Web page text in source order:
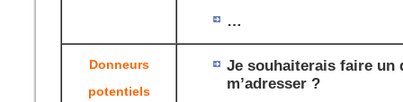
…
Donneurs
potentiels
Je souhaiterais faire un
m’adresser ?